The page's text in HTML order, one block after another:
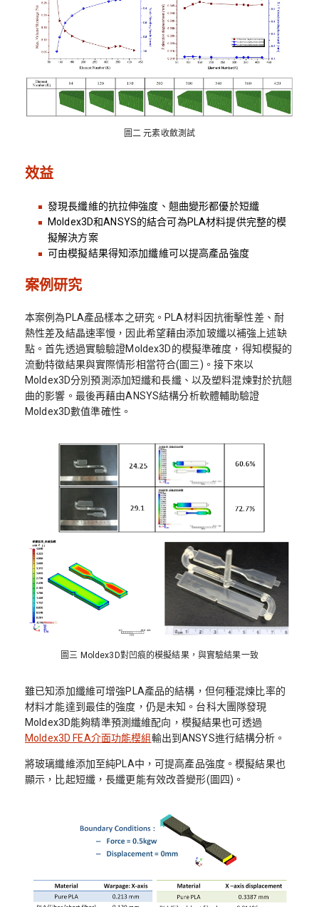
圖二 元素收斂測試
效益
發現長纖維的抗拉伸強度、翹曲變形都優於短纖
Moldex3D和ANSYS的結合可為PLA材料提供完整的模
擬解決方案
可由模擬結果得知添加纖維可以提高產品強度
案例研究
本案例為PLA產品樣本之研究。PLA材料因抗衝擊性差、耐
熱性差及結晶速率慢，因此希望藉由添加玻纖以補強上述缺
點。首先透過實驗驗證Moldex3D的模擬準確度，得知模擬的
流動特徵結果與實際情形相當符合(圖三)。接下來以
Moldex3D分別預測添加短纖和長纖、以及塑料混煉對於抗翹
曲的影響。最後再藉由ANSYS結構分析軟體輔助驗證
Moldex3D數值準確性。
圖三 Moldex3D對凹痕的模擬結果，與實驗結果一致
雖已知添加纖維可增強PLA產品的結構，但何種混煉比率的
材料才能達到最佳的強度，仍是未知。台科大團隊發現
Moldex3D能夠精準預測纖維配向，模擬結果也可透過
Moldex3D FEA介面功能模組輸出到ANSYS進行結構分析。
將玻璃纖維添加至純PLA中，可提高產品強度。模擬結果也
顯示，比起短纖，長纖更能有效改善變形(圖四)。